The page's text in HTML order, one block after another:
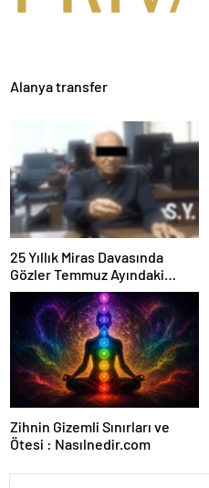
Alanya transfer
25 Yıllık Miras Davasında
Gözler Temmuz Ayındaki
Karar Duruşmasına Çevrildi
Zihnin Gizemli Sınırları ve
Ötesi : Nasılnedir.com